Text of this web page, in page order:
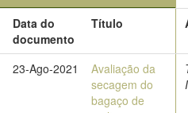
Data do
documento
Título
23-Ago-2021
Avaliação da
secagem do
bagaço de